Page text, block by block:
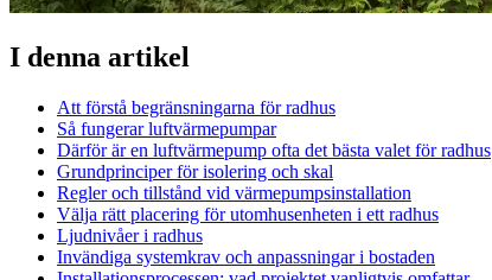
I denna artikel
Att förstå begränsningarna för radhus
Så fungerar luftvärmepumpar
Därför är en luftvärmepump ofta det bästa valet för radhus
Grundprinciper för isolering och skal
Regler och tillstånd vid värmepumpsinstallation
Välja rätt placering för utomhusenheten i ett radhus
Ljudnivåer i radhus
Invändiga systemkrav och anpassningar i bostaden